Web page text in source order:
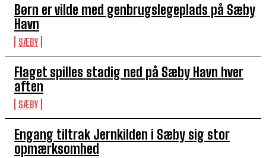
Børn er vilde med genbrugslegeplads på Sæby
Havn
SÆBY
Flaget spilles stadig ned på Sæby Havn hver
aften
SÆBY
Engang tiltrak Jernkilden i Sæby sig stor
opmærksomhed